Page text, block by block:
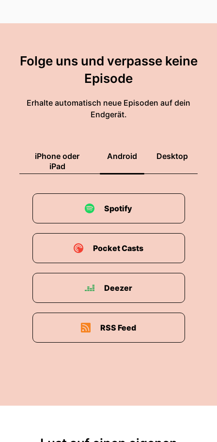
Folge uns und verpasse keine
Episode
Erhalte automatisch neue Episoden auf dein
Endgerät.
iPhone oder
iPad
Android Desktop
Spotify
Pocket Casts
Deezer
RSS Feed